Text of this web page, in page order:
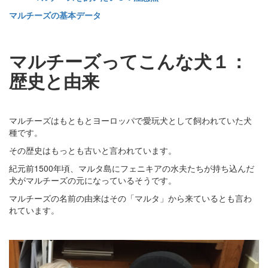
マルチーズの基本データ
マルチーズってこんな犬１：
歴史と由来
マルチーズはもともとヨーロッパで愛玩犬として飼われていた犬
種です。
その歴史はもっとも古いと言われています。
紀元前1500年頃、マルタ島にフェニキアの水夫たちが持ち込んだ
犬がマルチーズの元になっているそうです。
マルチーズの名前の由来はその「マルタ」から来ているとも言わ
れています。